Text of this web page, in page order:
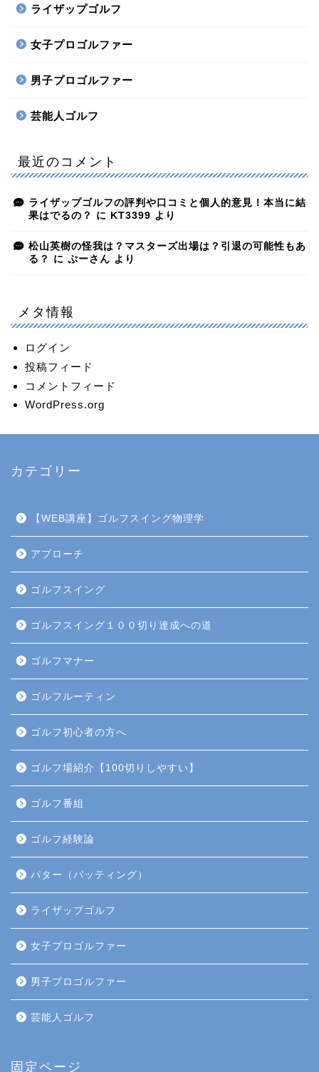
ライザップゴルフ
女子プロゴルファー
男子プロゴルファー
芸能人ゴルフ
最近のコメント
ライザップゴルフの評判や口コミと個人的意見！本当に結
果はでるの？
に KT3399 より
松山英樹の怪我は？マスターズ出場は？引退の可能性もあ
る？
に ぷーさん より
メタ情報
ログイン
投稿フィード
コメントフィード
WordPress.org
カテゴリー
【WEB講座】ゴルフスイング物理学
アプローチ
ゴルフスイング
ゴルフスイング１００切り達成への道
ゴルフマナー
ゴルフルーティン
ゴルフ初心者の方へ
ゴルフ場紹介【100切りしやすい】
ゴルフ番組
ゴルフ経験論
パター（パッティング）
ライザップゴルフ
女子プロゴルファー
男子プロゴルファー
芸能人ゴルフ
固定ページ